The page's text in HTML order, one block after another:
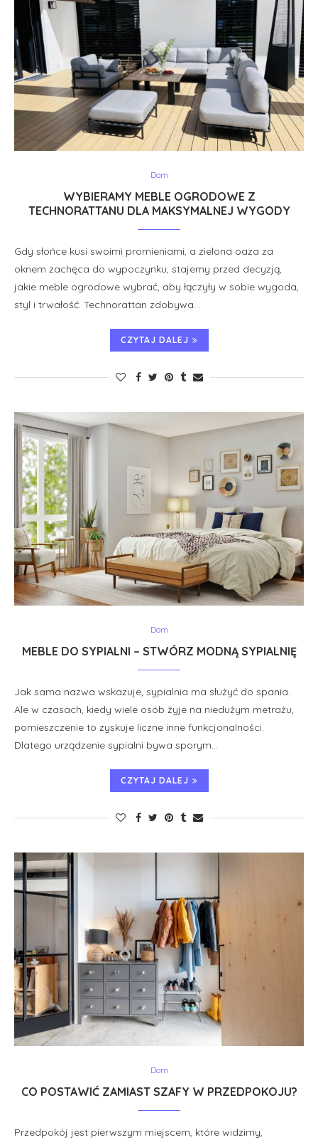
Dom
WYBIERAMY MEBLE OGRODOWE Z
TECHNORATTANU DLA MAKSYMALNEJ WYGODY
Gdy słońce kusi swoimi promieniami, a zielona oaza za
oknem zachęca do wypoczynku, stajemy przed decyzją,
jakie meble ogrodowe wybrać, aby łączyły w sobie wygoda,
styl i trwałość. Technorattan zdobywa…
CZYTAJ DALEJ
Dom
MEBLE DO SYPIALNI – STWÓRZ MODNĄ SYPIALNIĘ
Jak sama nazwa wskazuje, sypialnia ma służyć do spania.
Ale w czasach, kiedy wiele osób żyje na niedużym metrażu,
pomieszczenie to zyskuje liczne inne funkcjonalności.
Dlatego urządzenie sypialni bywa sporym…
CZYTAJ DALEJ
Dom
CO POSTAWIĆ ZAMIAST SZAFY W PRZEDPOKOJU?
Przedpokój jest pierwszym miejscem, które widzimy,